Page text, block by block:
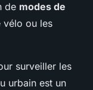
de modes de
vélo ou les
surveiller les
urbain est un